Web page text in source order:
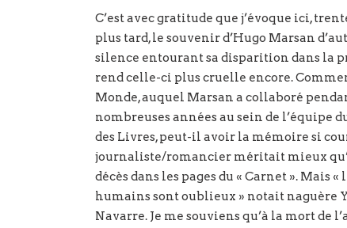
C’est avec gratitude que j’évoque ici,
plus tard, le souvenir d’Hugo Marsan
silence entourant sa disparition dans la
rend celle-ci plus cruelle encore.
Monde, auquel Marsan a collaboré
nombreuses années au sein de l’équipe
des Livres, peut-il avoir la mémoire si
journaliste/romancier méritait mieux
décès dans les pages du « Carnet ». Mais «
humains sont oublieux » notait naguère
Navarre. Je me souviens qu’à la mort de